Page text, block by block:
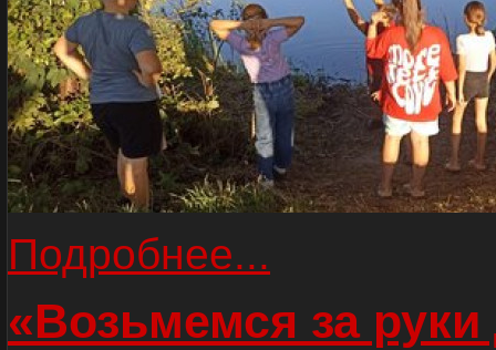
Подробнее...
«Возьмемся за руки